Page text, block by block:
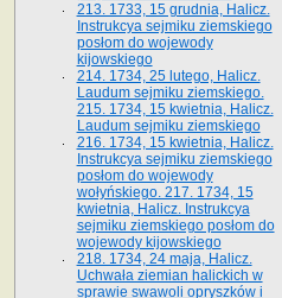
213. 1733, 15 grudnia, Halicz.
Instrukcya sejmiku ziemskiego
posłom do wojewody
kijowskiego
214. 1734, 25 lutego, Halicz.
Laudum sejmiku ziemskiego.
215. 1734, 15 kwietnia, Halicz.
Laudum sejmiku ziemskiego
216. 1734, 15 kwietnia, Halicz.
Instrukcya sejmiku ziemskiego
posłom do wojewody
wołyńskiego. 217. 1734, 15
kwietnia, Halicz. Instrukcya
sejmiku ziemskiego posłom do
wojewody kijowskiego
218. 1734, 24 maja, Halicz.
Uchwała ziemian halickich w
sprawie swawoli opryszków i